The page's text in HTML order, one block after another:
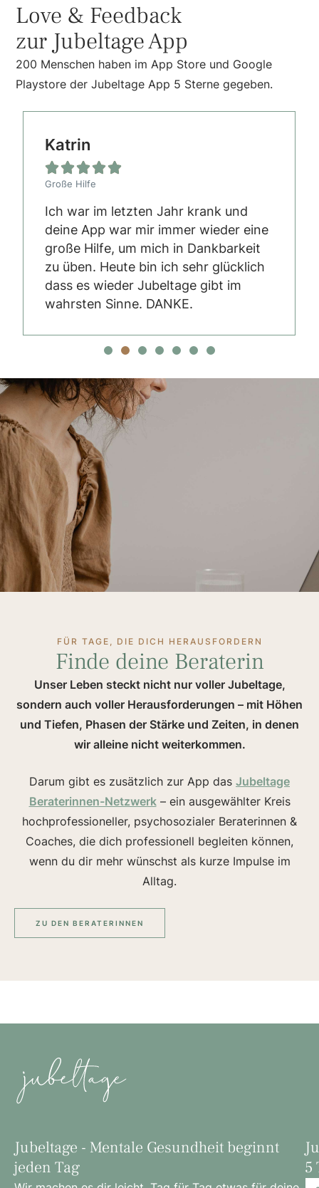
Love & Feedback
zur Jubeltage App
200 Menschen haben im App Store und Google
Playstore der Jubeltage App 5 Sterne gegeben.
Katrin

Große Hilfe
Ich war im letzten Jahr krank und
deine App war mir immer wieder eine
große Hilfe, um mich in Dankbarkeit
zu üben. Heute bin ich sehr glücklich
dass es wieder Jubeltage gibt im
wahrsten Sinne. DANKE.
FÜR TAGE, DIE DICH HERAUSFORDERN
Finde deine Beraterin
Unser Leben steckt nicht nur voller Jubeltage,
sondern auch voller Herausforderungen – mit Höhen
und Tiefen, Phasen der Stärke und Zeiten, in denen
wir alleine nicht weiterkommen.
Darum gibt es zusätzlich zur App das Jubeltage
Beraterinnen-Netzwerk– ein ausgewählter Kreis
hochprofessioneller, psychosozialer Beraterinnen &
Coaches, die dich professionell begleiten können,
wenn du dir mehr wünschst als kurze Impulse im
Alltag.
ZU DEN BERATERINNEN
Jubeltage - Mentale Gesundheit beginnt
jeden Tag
5